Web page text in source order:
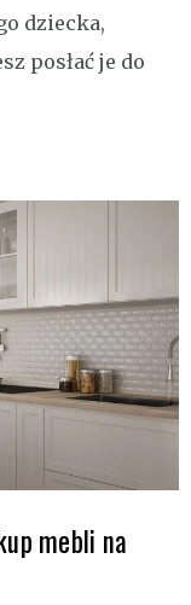
dziecka,
posłać je do
mebli na